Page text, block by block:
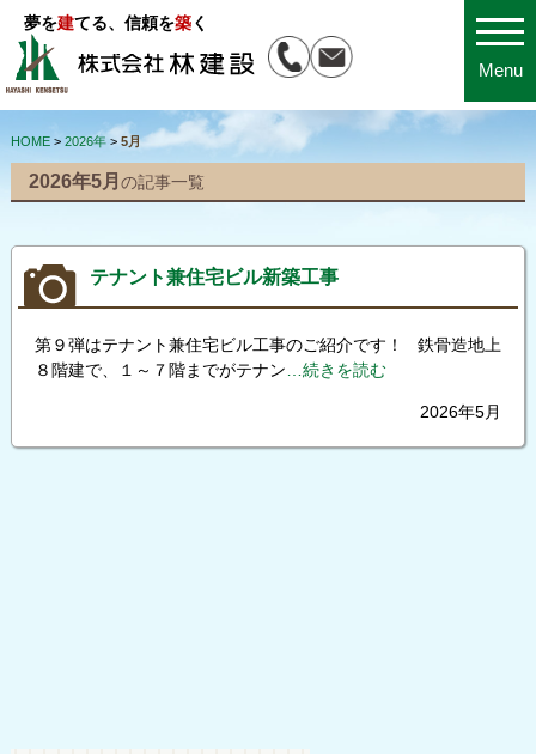
Menu
夢を建てる、信頼を築く
HOME> 2026年> 5月
2026年5月 の記事一覧
テナント兼住宅ビル新築工事
第９弾はテナント兼住宅ビル工事のご紹介です！ 鉄骨造地上
８階建で、１～７階までがテナン…続きを読む
2026年5月